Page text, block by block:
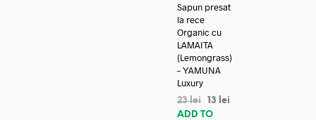
Sapun presat
la rece
Organic cu
LAMAITA
(Lemongrass)
– YAMUNA
Luxury
23lei 13
lei
ADD TO